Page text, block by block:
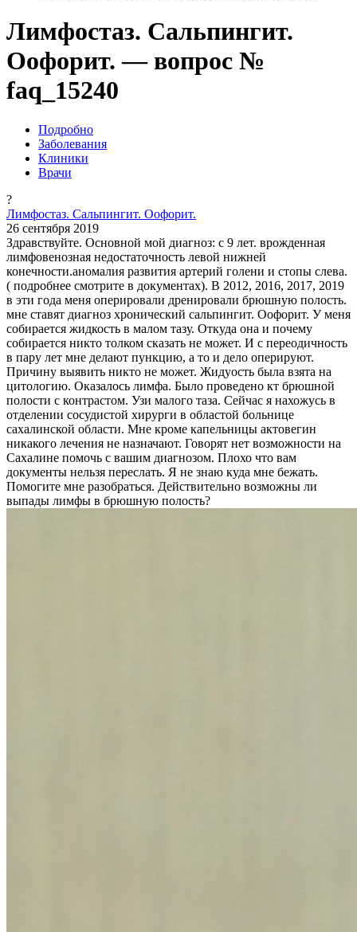
Лимфостаз. Сальпингит.
Оофорит. — вопрос №
faq_15240
Подробно
Заболевания
Клиники
Врачи
?
Лимфостаз. Сальпингит. Оофорит.
26 сентября 2019
Здравствуйте. Основной мой диагноз: с 9 лет. врожденная
лимфовенозная недостаточность левой нижней
конечности.аномалия развития артерий голени и стопы слева.
( подробнее смотрите в документах). В 2012, 2016, 2017, 2019
в эти года меня оперировали дренировали брюшную полость.
мне ставят диагноз хронический сальпингит. Оофорит. У меня
собирается жидкость в малом тазу. Откуда она и почему
собирается никто толком сказать не может. И с переодичность
в пару лет мне делают пункцию, а то и дело оперируют.
Причину выявить никто не может. Жидуость была взята на
цитологию. Оказалось лимфа. Было проведено кт брюшной
полости с контрастом. Узи малого таза. Сейчас я нахожусь в
отделении сосудистой хирурги в областой больнице
сахалинской области. Мне кроме капельницы актовегин
никакого лечения не назначают. Говорят нет возможности на
Сахалине помочь с вашим диагнозом. Плохо что вам
документы нельзя переслать. Я не знаю куда мне бежать.
Помогите мне разобраться. Действительно возможны ли
выпады лимфы в брюшную полость?